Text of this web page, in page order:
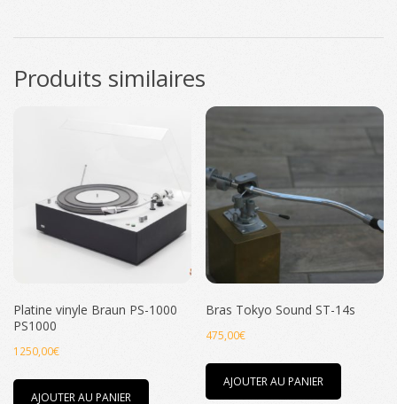
Produits similaires
Platine vinyle Braun PS-1000
PS1000
1250,00€
AJOUTER AU PANIER
Bras Tokyo Sound ST-14s
475,00€
AJOUTER AU PANIER